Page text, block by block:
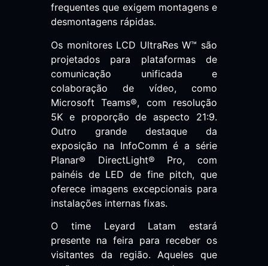
frequentes que exigem montagens e
desmontagens rápidas.
Os monitores LCD UltraRes W™ são
projetados para plataformas de
comunicação unificada e
colaboração de vídeo, como
Microsoft Teams®, com resolução
5K e proporção de aspecto 21:9.
Outro grande destaque da
exposição na InfoComm é a série
Planar® DirectLight® Pro, com
painéis de LED de fine pitch, que
oferece imagens excepcionais para
instalações internas fixas.
O time Leyard Latam estará
presente na feira para receber os
visitantes da região. Aqueles que